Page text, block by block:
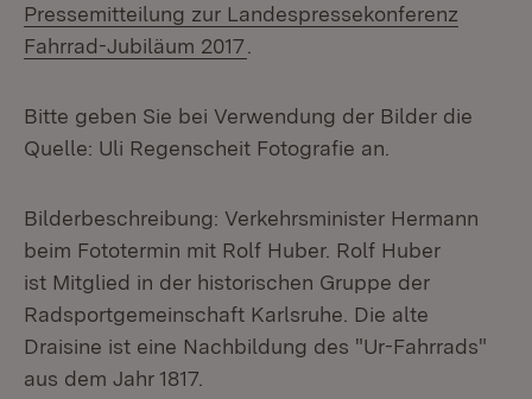
Pressemitteilung zur Landespressekonferenz
Fahrrad-Jubiläum 2017
Bitte geben Sie bei Verwendung der Bilder die
Quelle: Uli Regenscheit Fotografie an.
Bilderbeschreibung: Verkehrsminister Hermann
beim Fototermin mit Rolf Huber. Rolf Huber
ist Mitglied in der historischen Gruppe der
Radsportgemeinschaft Karlsruhe. Die alte
Draisine ist eine Nachbildung des "Ur-Fahrrads"
aus dem Jahr 1817.